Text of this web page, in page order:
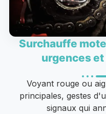
Surchauffe
urgences
Voyant rouge ou
principales, gestes
signaux qui